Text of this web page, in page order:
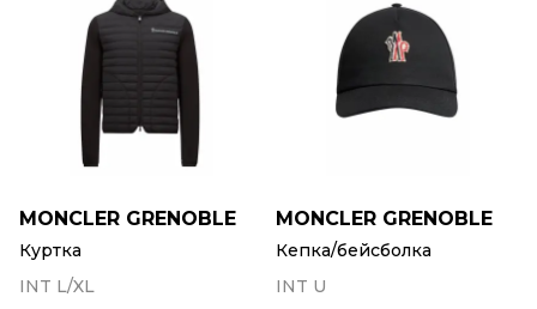
MONCLER GRENOBLE
Куртка
INT L/XL
MONCLER GRENOBLE
Кепка/бейсболка
INT U